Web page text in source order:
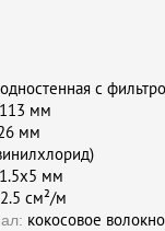
с
113 мм
мм
1.5х5 мм
см²/м
кокосовое волокно